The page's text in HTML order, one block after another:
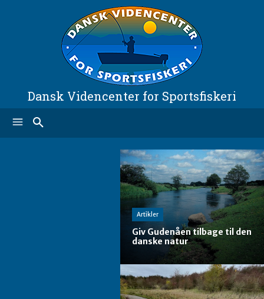
Dansk Videncenter for Sportsfiskeri
Artikler
Giv Gudenåen tilbage til den
danske natur